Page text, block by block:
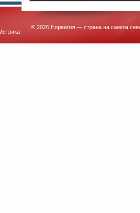
© 2026 Норвегия — страна на самом